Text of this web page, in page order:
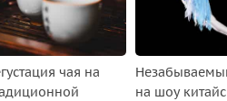
чая на
на шоу